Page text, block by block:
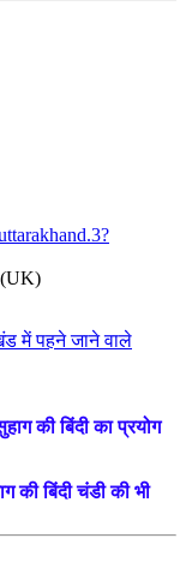
(UK)
में पहने जाने वाले
की बिंदी का प्रयोग
की बिंदी चंडी की भी